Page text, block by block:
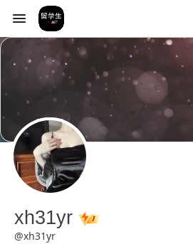
xh31yr
@xh31yr